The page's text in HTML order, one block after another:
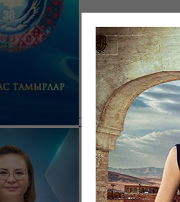
Тағдырлас тамырлар